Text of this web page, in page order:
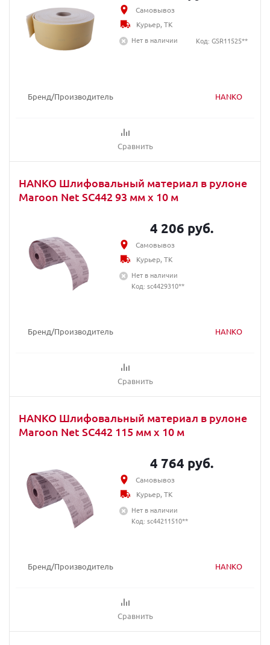
Бренд/Производитель HANKO
Сравнить
Самовывоз
Курьер, ТК
Нет в наличии
Код: GSR11525**
HANKO Шлифовальный материал в рулоне
Maroon Net SC442 93 мм х 10 м
Бренд/Производитель HANKO
Сравнить
4 206 руб.
Самовывоз
Курьер, ТК
Нет в наличии
Код: sc4429310**
HANKO Шлифовальный материал в рулоне
Maroon Net SC442 115 мм х 10 м
Бренд/Производитель HANKO
Сравнить
4 764 руб.
Самовывоз
Курьер, ТК
Нет в наличии
Код: sc44211510**